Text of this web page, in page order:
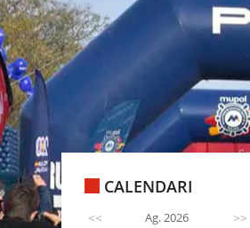
CALENDARI
<< Ag. 2026 >>